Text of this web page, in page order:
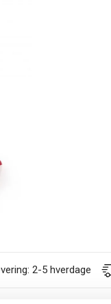
2-5 hverdage